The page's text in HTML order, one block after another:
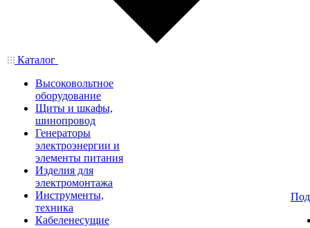
Каталог
Высоковольтное
оборудование
Щиты и шкафы,
шинопровод
Генераторы
электроэнергии и
элементы питания
Изделия для
электромонтажа
Инструменты,
техника
Кабеленесущие